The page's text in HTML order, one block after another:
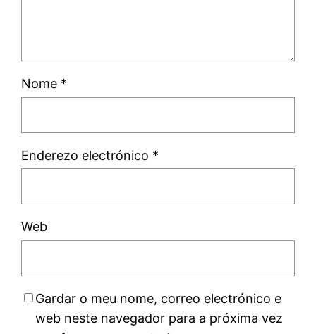
Nome *
Enderezo electrónico *
Web
Gardar o meu nome, correo electrónico e
web neste navegador para a próxima vez